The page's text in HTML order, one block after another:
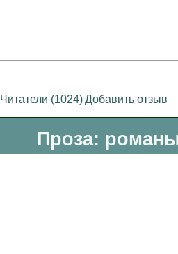
Читатели (1024)Добавить отзыв
Проза: